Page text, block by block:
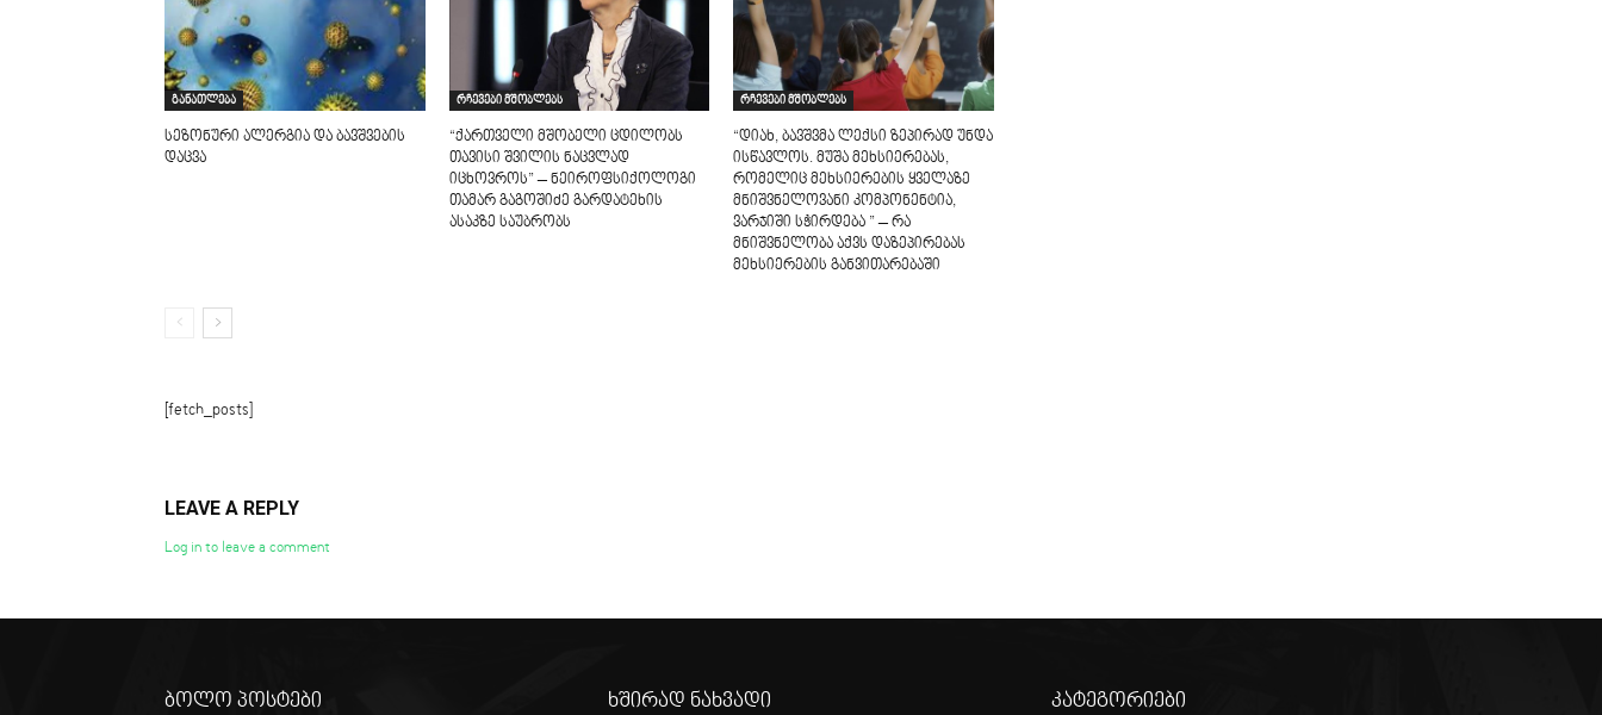
განათლება
სეზონური ალერგია და ბავშვების
დაცვა
რჩევები მშობლებს
“ქართველი მშობელი ცდილობს
თავისი შვილის ნაცვლად
იცხოვროს” – ნეიროფსიქოლოგი
თამარ გაგოშიძე გარდატეხის
ასაკზე საუბრობს
რჩევები მშობლებს
“დიახ, ბავშვმა ლექსი ზეპირად უნდა
ისწავლოს. მუშა მეხსიერებას,
რომელიც მეხსიერების ყველაზე
მნიშვნელოვანი კომპონენტია,
ვარჯიში სჭირდება ” – რა
მნიშვნელობა აქვს დაზეპირებას
მეხსიერების განვითარებაში
[fetch_posts]
LEAVE A REPLY
Log in to leave a comment
ბოლო პოსტები ხშირად ნახვადი კატეგორიები